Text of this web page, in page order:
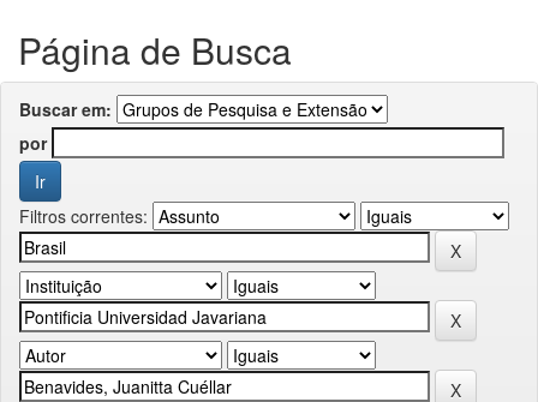
Página de Busca
Buscar em:
por
Filtros correntes: